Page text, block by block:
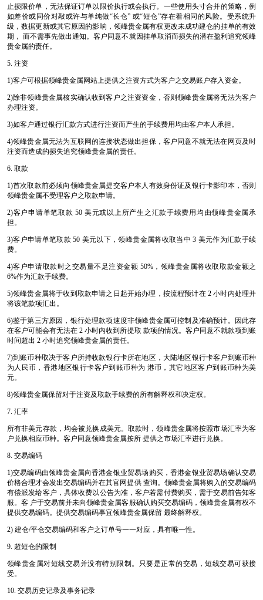
止损限价单，无法保证订单以限价执行或会执行。一些使用头寸合并的策略，例
如差价或同价对敲或许与单纯做“长仓” 或“短仓”存在着相同的风险。受系统升
级，数据更新或其它原因的影响，领峰贵金属有权更改未成功建仓的挂单的有效
期， 而不需事先做出通知。客户同意不就因挂单取消而损失的潜在盈利追究领峰
贵金属的责任。
5. 注资
1)客户可根据领峰贵金属网站上提供之注资方式为客户之交易账户存入资金。
2)除非领峰贵金属核实确认收到客户之注资资金，否则领峰贵金属将无法为客户
办理注资。
3)如客户通过银行汇款方式进行注资而产生的手续费用均由客户本人承担。
4)领峰贵金属无法为互联网的连接状态做出担保，客户同意不就无法在网页及时
注资而造成的损失追究领峰贵金属的责任。
6. 取款
1)首次取款前必须向领峰贵金属提交客户本人有效身份证及银行卡影印本，否则
领峰贵金属不受理客户之取款申请。
2)客户申请单笔取款 50 美元或以上所产生之汇款手续费用均由领峰贵金属承
担。
3)客户申请单笔取款 50 美元以下，领峰贵金属将收取当中 3 美元作为汇款手续
费。
4)客户申请取款时之交易量不足注资金额 50%，领峰贵金属将收取取款金额之
6%作为汇款手续费。
5)领峰贵金属将于收到取款申请之日起开始办理，按流程预计在 2 小时内处理并
将该笔款项汇出。
6)鉴于第三方原因，银行处理款项速度非领峰贵金属可控制及准确预计。因此存
在客户可能会有无法在 2 小时内收到所提取 款项的情况。客户同意不就款项到账
时间超出 2 小时追究领峰贵金属的责任。
7)到账币种取决于客户所持收款银行卡所在地区，大陆地区银行卡客户到账币种
为人民币，香港地区银行卡客户到账币种为 港币，其它地区客户到账币种为美
元。
8)领峰贵金属保留对于注资及取款手续费的所有解释权和决定权。
7. 汇率
所有非美元存款，均会被兑换成美元。取款时，领峰贵金属将按照市场汇率为客
户兑换相应币种。客户同意领峰贵金属按所 提供之市场汇率进行兑换。
8. 交易编码
1)交易编码由领峰贵金属向香港金银业贸易场购买，香港金银业贸易场确认交易
价格合理才会发出交易编码并在其官网提供 查询。领峰贵金属将购入的交易编码
有偿派发给客户，具体收费以公告为准，客户若需付费购买，需于交易前告知客
服。客 户于交易前并未向领峰贵金属客服确认购买交易编码，领峰贵金属有权不
提供交易编码。提供交易编码事宜领峰贵金属保留 最终解释权。
2) 建仓/平仓交易编码和客户之订单号一一对应，具有唯一性。
9. 超短仓的限制
领峰贵金属对短线交易并没有特别限制。只要是正常的交易，短线交易可获接
受。
10. 交易历史记录及事务记录